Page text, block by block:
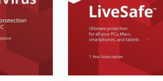
elegir